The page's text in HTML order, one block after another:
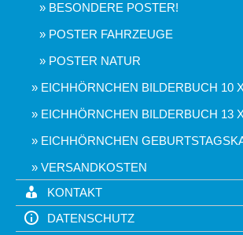
BESONDERE POSTER!
POSTER FAHRZEUGE
POSTER NATUR
EICHHÖRNCHEN BILDERBUCH 10
EICHHÖRNCHEN BILDERBUCH 13
EICHHÖRNCHEN
VERSANDKOSTEN
KONTAKT
DATENSCHUTZ